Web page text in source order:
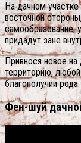
На дачном
восточной
самообразование,
придадут зане
Привнося новое
территорию,
благополучии рода.
Фен-шуй